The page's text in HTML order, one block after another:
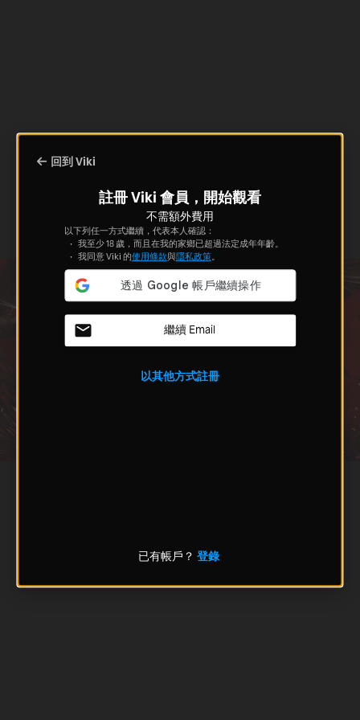
回到 Viki
註冊 Viki 會員，開始觀看
不需額外費用
以下列任一方式繼續，代表本人確認：
我至少 18 歲，而且在我的家鄉已超過法定成年年齡。
我同意 Viki 的使用條款與隱私政策。
繼續 Email
以其他方式註冊
已有帳戶？ 登錄